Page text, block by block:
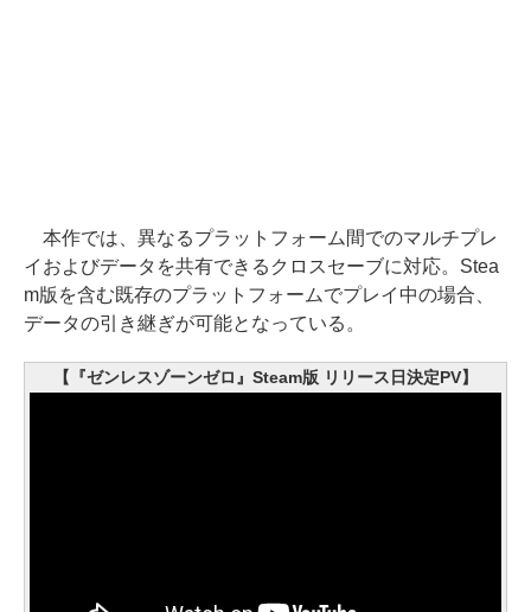
本作では、異なるプラットフォーム間でのマルチプレ
イおよびデータを共有できるクロスセーブに対応。Stea
m版を含む既存のプラットフォームでプレイ中の場合、
データの引き継ぎが可能となっている。
【『ゼンレスゾーンゼロ』Steam版 リリース日決定PV】